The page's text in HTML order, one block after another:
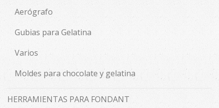
Aerógrafo
Gubias para Gelatina
Varios
Moldes para chocolate y gelatina
HERRAMIENTAS PARA FONDANT